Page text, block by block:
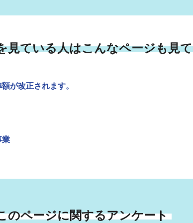
見ている人はこんなページも見
が改正されます。
業
のページに関するアンケート